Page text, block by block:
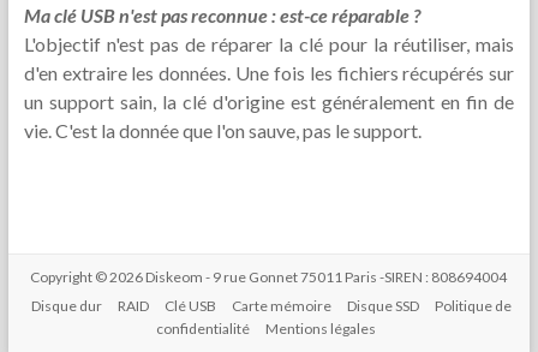
Ma clé USB n'est pas reconnue : est-ce réparable ?
L'objectif n'est pas de réparer la clé pour la réutiliser, mais
d'en extraire les données. Une fois les fichiers récupérés sur
un support sain, la clé d'origine est généralement en fin de
vie. C'est la donnée que l'on sauve, pas le support.
Copyright © 2026 Diskeom - 9 rue Gonnet 75011 Paris -SIREN : 808694004
Disque dur
RAID Clé USB Carte mémoire Disque SSD
Politique de
confidentialité
Mentions légales